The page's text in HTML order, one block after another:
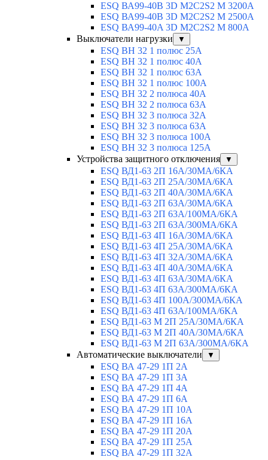
ESQ ВА99-40B 3D M2C2S2 M 3200A
ESQ ВА99-40B 3D M2C2S2 M 2500A
ESQ ВА99-40A 3D M2C2S2 M 800A
Выключатели нагрузки
▼
ESQ ВН 32 1 полюс 25А
ESQ ВН 32 1 полюс 40А
ESQ ВН 32 1 полюс 63А
ESQ ВН 32 1 полюс 100A
ESQ ВН 32 2 полюса 40А
ESQ ВН 32 2 полюса 63А
ESQ ВН 32 3 полюса 32А
ESQ ВН 32 3 полюса 63А
ESQ ВН 32 3 полюса 100А
ESQ ВН 32 3 полюса 125А
Устройства защитного отключения
▼
ESQ ВД1-63 2П 16А/30МА/6КА
ESQ ВД1-63 2П 25А/30МА/6КА
ESQ ВД1-63 2П 40А/30МА/6КА
ESQ ВД1-63 2П 63А/30МА/6КА
ESQ ВД1-63 2П 63А/100МА/6КА
ESQ ВД1-63 2П 63А/300МА/6КА
ESQ ВД1-63 4П 16А/30МА/6КА
ESQ ВД1-63 4П 25А/30МА/6КА
ESQ ВД1-63 4П 32А/30МА/6КА
ESQ ВД1-63 4П 40А/30МА/6КА
ESQ ВД1-63 4П 63А/30МА/6КА
ESQ ВД1-63 4П 63А/300МА/6КА
ESQ ВД1-63 4П 100А/300МА/6КА
ESQ ВД1-63 4П 63А/100MA/6КА
ESQ ВД1-63 M 2П 25А/30МА/6КА
ESQ ВД1-63 M 2П 40А/30МА/6КА
ESQ ВД1-63 M 2П 63А/300МА/6КА
Автоматические выключатели
▼
ESQ ВА 47-29 1П 2А
ESQ ВА 47-29 1П 3А
ESQ ВА 47-29 1П 4А
ESQ ВА 47-29 1П 6А
ESQ ВА 47-29 1П 10А
ESQ ВА 47-29 1П 16А
ESQ ВА 47-29 1П 20А
ESQ ВА 47-29 1П 25А
ESQ ВА 47-29 1П 32А